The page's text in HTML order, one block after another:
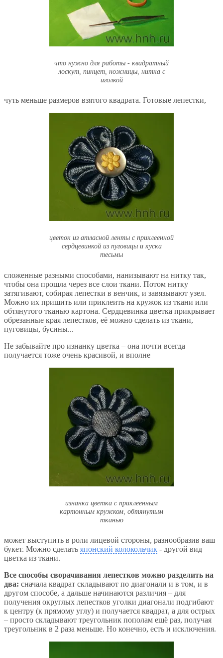
что нужно для работы - квадратный
лоскут, пинцет, ножницы, нитка с
иголкой
чуть меньше размеров взятого квадрата. Готовые лепестки,
цветок из атласной ленты с приклеенной
сердцевинкой из пуговицы и куска
тесьмы
сложенные разными способами, нанизывают на нитку так,
чтобы она прошла через все слои ткани. Потом нитку
затягивают, собирая лепестки в венчик, и завязывают узел.
Можно их пришить или приклеить на кружок из ткани или
обтянутого тканью картона. Сердцевинка цветка прикрывает
обрезанные края лепестков, её можно сделать из ткани,
пуговицы, бусины...
Не забывайте про изнанку цветка – она почти всегда
получается тоже очень красивой, и вполне
изнанка цветка с приклеенным
картонным кружком, обтянутым
тканью
может выступить в роли лицевой стороны, разнообразив ваш
букет. Можно сделать японский колокольчик - другой вид
цветка из ткани.
Все способы сворачивания лепестков можно разделить на
два: сначала квадрат складывают по диагонали и в том, и в
другом способе, а дальше начинаются различия – для
получения округлых лепестков уголки диагонали подгибают
к центру (к прямому углу) и получается квадрат, а для острых
– просто складывают треугольник пополам ещё раз, получая
треугольник в 2 раза меньше. Но конечно, есть и исключения.